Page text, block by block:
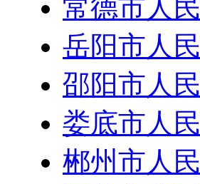
常德市人
岳阳市人
邵阳市人
娄底市人
郴州市人